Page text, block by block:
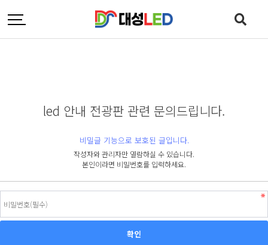
led 안내 전광판 관련 문의드립니다.
비밀글 기능으로 보호된 글입니다.
작성자와 관리자만 열람하실 수 있습니다.
본인이라면 비밀번호를 입력하세요.